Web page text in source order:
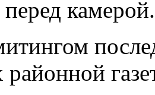
перед
районной